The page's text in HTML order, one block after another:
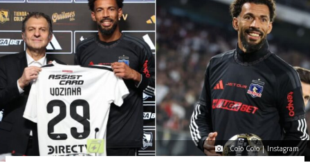
Colo Colo | Instagram